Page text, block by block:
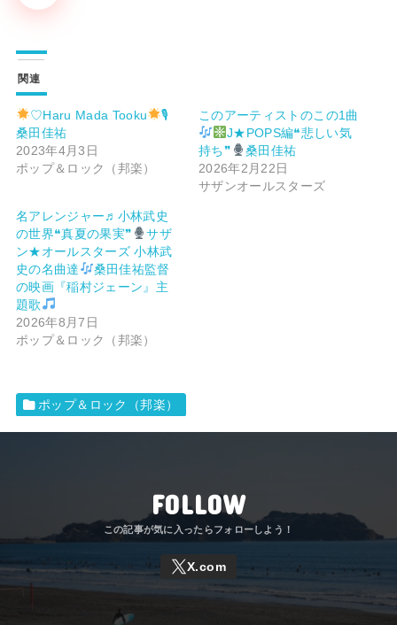
関連
♡Haru Mada Tooku
🎙
桑田佳祐
2023年4月3日
ポップ＆ロック（邦楽）
このアーティストのこの1曲
J★POPS編❝悲しい気
持ち❞
桑田佳祐
2026年2月22日
サザンオールスターズ
名アレンジャー♬ 小林武史
の世界❝真夏の果実❞
サザ
ン★オールスターズ 小林武
史の名曲達
桑田佳祐監督
の映画『稲村ジェーン』主
題歌
2026年8月7日
ポップ＆ロック（邦楽）
ポップ＆ロック（邦楽）
FOLLOW